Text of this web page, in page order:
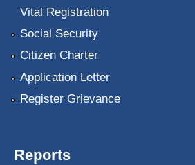
Vital Registration
Social Security
Citizen Charter
Application Letter
Register Grievance
Reports